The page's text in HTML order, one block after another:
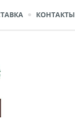
КОНТАКТЫ